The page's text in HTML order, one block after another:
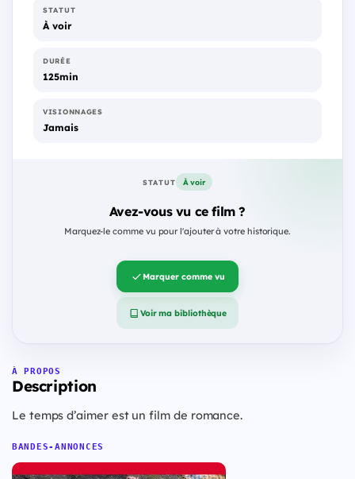
STATUT
À voir
DURÉE
125min
VISIONNAGES
Jamais
STATUT À voir
Avez-vous vu ce film ?
Marquez-le comme vu pour l'ajouter à votre historique.
Marquer comme vu
Voir ma bibliothèque
À PROPOS
Description
Le temps d’aimer est un film de romance.
BANDES-ANNONCES